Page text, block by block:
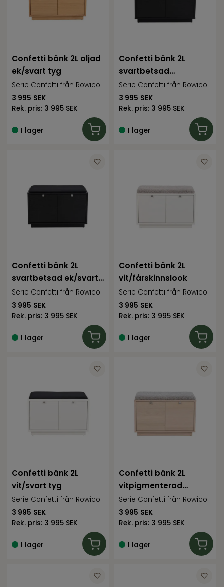
Confetti bänk 2L oljad
ek/svart tyg
Serie Confetti från Rowico
3 995 SEK
Rek. pris: 3 995 SEK
I lager
Confetti bänk 2L
svartbetsad
ek/fårskinnslook
Serie Confetti från Rowico
3 995 SEK
Rek. pris: 3 995 SEK
I lager
Confetti bänk 2L
svartbetsad ek/svart
tyg
Serie Confetti från Rowico
3 995 SEK
Rek. pris: 3 995 SEK
I lager
Confetti bänk 2L
vit/fårskinnslook
Serie Confetti från Rowico
3 995 SEK
Rek. pris: 3 995 SEK
I lager
Confetti bänk 2L
vit/svart tyg
Serie Confetti från Rowico
3 995 SEK
Rek. pris: 3 995 SEK
I lager
Confetti bänk 2L
vitpigmenterad
ek/fårskinnslook
Serie Confetti från Rowico
3 995 SEK
Rek. pris: 3 995 SEK
I lager